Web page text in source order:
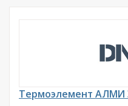
Термоэлемент АЛМИ